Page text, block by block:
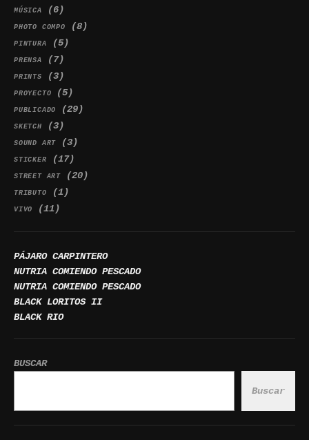
MÚSICA (6)
PHOTO COMPO (8)
PINTURA (5)
PRENSA (7)
PRINTS (3)
PROYECTO (5)
PUBLICADO (29)
SKETCH (3)
SOUND ART (3)
STICKER (17)
STREET ART (20)
TRIBUTO (1)
VIVO (11)
PÁJARO CARPINTERO
NUTRIA COMIENDO PESCADO
NUTRIA COMIENDO PESCADO
BLACK LORITOS II
BLACK RIO
BUSCAR
Buscar